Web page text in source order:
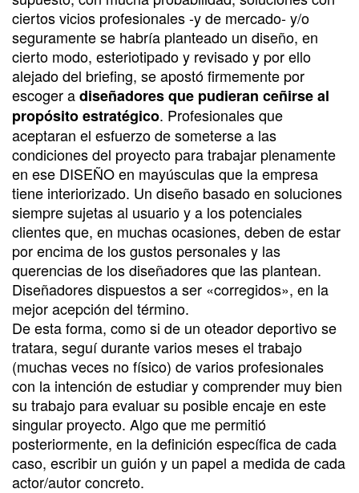
ciertos vicios profesionales -y de mercado- y/o
seguramente se habría planteado un diseño, en
cierto modo, esteriotipado y revisado y por ello
alejado del briefing, se apostó firmemente por
escoger adiseñadores que pudieran ceñirse al
propósito estratégico. Profesionales que
aceptaran el esfuerzo de someterse a las
condiciones del proyecto para trabajar plenamente
en ese DISEÑO en mayúsculas que la empresa
tiene interiorizado. Un diseño basado en soluciones
siempre sujetas al usuario y a los potenciales
clientes que, en muchas ocasiones, deben de estar
por encima de los gustos personales y las
querencias de los diseñadores que las plantean.
Diseñadores dispuestos a ser «corregidos», en la
mejor acepción del término.
De esta forma, como si de un oteador deportivo se
tratara, seguí durante varios meses el trabajo
(muchas veces no físico) de varios profesionales
con la intención de estudiar y comprender muy bien
su trabajo para evaluar su posible encaje en este
singular proyecto. Algo que me permitió
posteriormente, en la definición específica de cada
caso, escribir un guión y un papel a medida de cada
actor/autor concreto.